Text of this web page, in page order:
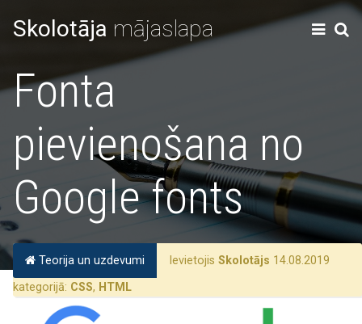
Skolotāja mājaslapa
Fonta
pievienošana no
Google fonts
Teorija un uzdevumi Ievietojis Skolotājs 14.08.2019
kategorijā: CSS, HTML